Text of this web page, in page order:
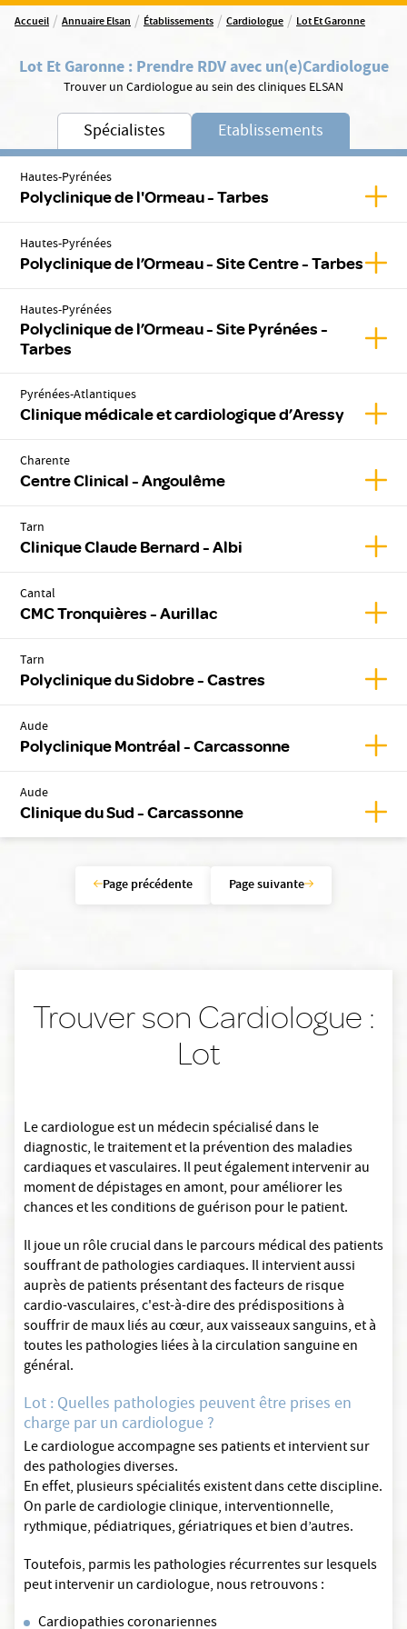
Accueil / Annuaire Elsan / Établissements / Cardiologue / Lot Et Garonne
Lot Et Garonne: Prendre RDV avec un(e)Cardiologue
Trouver un Cardiologue au sein des cliniques ELSAN
Spécialistes Etablissements
Hautes-Pyrénées
Polyclinique de l'Ormeau - Tarbes
Hautes-Pyrénées
Polyclinique de l’Ormeau - Site Centre - Tarbes
Hautes-Pyrénées
Polyclinique de l’Ormeau - Site Pyrénées -
Tarbes
Pyrénées-Atlantiques
Clinique médicale et cardiologique d’Aressy
Charente
Centre Clinical - Angoulême
Tarn
Clinique Claude Bernard - Albi
Cantal
CMC Tronquières - Aurillac
Tarn
Polyclinique du Sidobre - Castres
Aude
Polyclinique Montréal - Carcassonne
Aude
Clinique du Sud - Carcassonne
Page précédente Page suivante
Trouver son Cardiologue :
Lot
Le cardiologue est un médecin spécialisé dans le
diagnostic, le traitement et la prévention des maladies
cardiaques et vasculaires. Il peut également intervenir au
moment de dépistages en amont, pour améliorer les
chances et les conditions de guérison pour le patient.
Il joue un rôle crucial dans le parcours médical des patients
souffrant de pathologies cardiaques. Il intervient aussi
auprès de patients présentant des facteurs de risque
cardio-vasculaires, c'est-à-dire des prédispositions à
souffrir de maux liés au cœur, aux vaisseaux sanguins, et à
toutes les pathologies liées à la circulation sanguine en
général.
Lot : Quelles pathologies peuvent être prises en
charge par un cardiologue ?
Le cardiologue accompagne ses patients et intervient sur
des pathologies diverses.
En effet, plusieurs spécialités existent dans cette discipline.
On parle de cardiologie clinique, interventionnelle,
rythmique, pédiatriques, gériatriques et bien d’autres.
Toutefois, parmis les pathologies récurrentes sur lesquels
peut intervenir un cardiologue, nous retrouvons :
Cardiopathies coronariennes